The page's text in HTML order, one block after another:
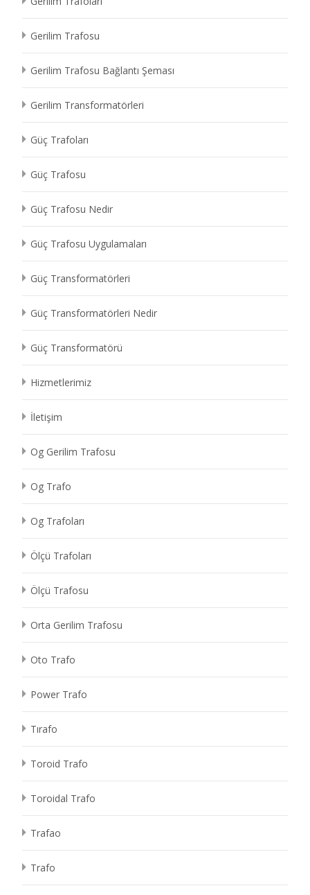
Gerilim Trafosu
Gerilim Trafosu Bağlantı Şeması
Gerilim Transformatörleri
Güç Trafoları
Güç Trafosu
Güç Trafosu Nedir
Güç Trafosu Uygulamaları
Güç Transformatörleri
Güç Transformatörleri Nedir
Güç Transformatörü
Hizmetlerimiz
İletişim
Og Gerilim Trafosu
Og Trafo
Og Trafoları
Ölçü Trafoları
Ölçü Trafosu
Orta Gerilim Trafosu
Oto Trafo
Power Trafo
Tırafo
Toroid Trafo
Toroidal Trafo
Trafao
Trafo